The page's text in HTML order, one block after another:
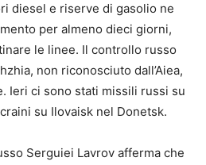
diesel e riserve di gasolio ne
per almeno dieci giorni,
le linee. Il controllo russo
non riconosciuto dall’Aiea,
Ieri ci sono stati missili russi su
su Ilovaisk nel Donetsk.
Serguiei Lavrov afferma che